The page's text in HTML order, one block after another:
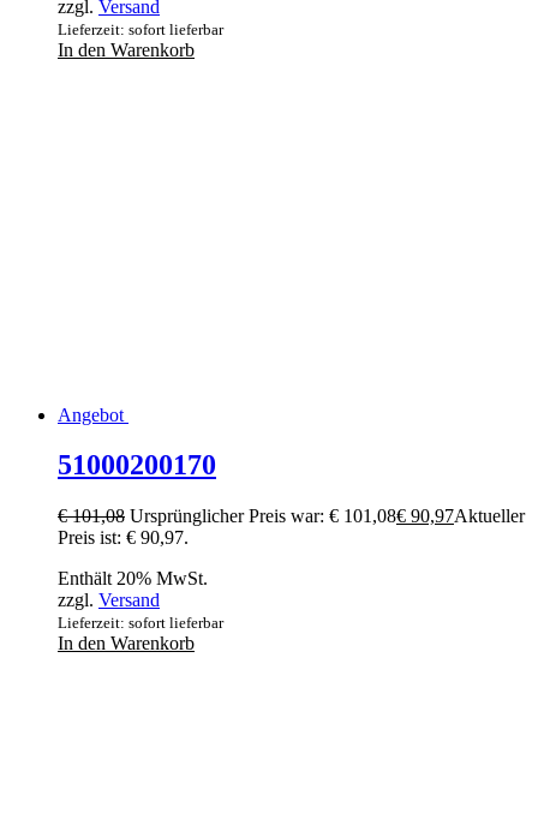
zzgl. Versand
Lieferzeit: sofort lieferbar
In den Warenkorb
Angebot
51000200170
€101,08 Ursprünglicher Preis war: € 101,08€ 90,97Aktueller
Preis ist: € 90,97.
Enthält 20% MwSt.
zzgl. Versand
Lieferzeit: sofort lieferbar
In den Warenkorb